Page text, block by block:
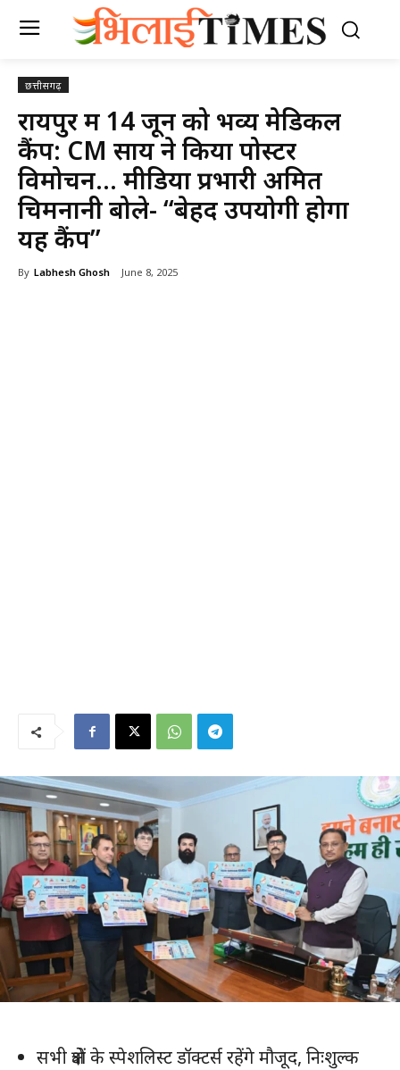
छत्तीसगढ़
रायपुर में 14 जून को भव्य मेडिकल
कैंप: CM साय ने किया पोस्टर
विमोचन… मीडिया प्रभारी अमित
चिमनानी बोले- “बेहद उपयोगी होगा
यह कैंप”
By Labhesh Ghosh June 8, 2025
सभी क्षेत्रों के स्पेशलिस्ट डॉक्टर्स रहेंगे मौजूद, निःशुल्क